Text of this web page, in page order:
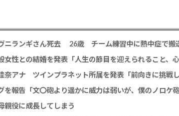
女性との結婚を発表「人生の節目を迎えられること、
報告「文〇砲より遥かに威力は弱いが、僕のノロケ砲
親役に成長してしまう